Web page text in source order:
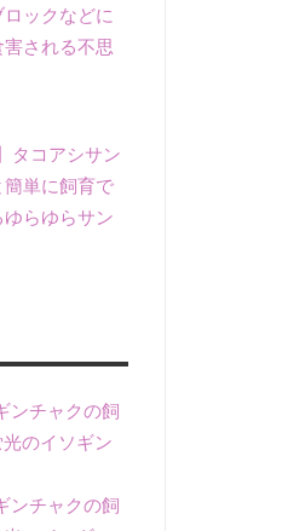
ックなどに
される不思
タコアシサン
単に飼育で
らゆらサン
ンチャクの飼
のイソギン
ンチャクの飼